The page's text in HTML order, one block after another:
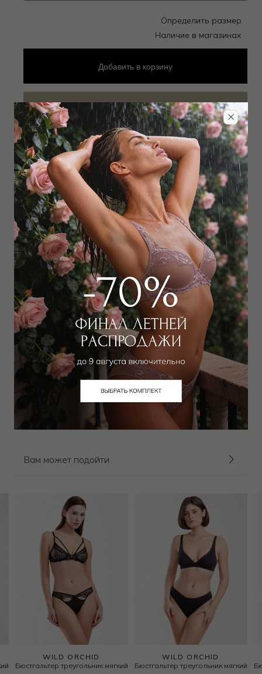
Дополнить образ
Трусы хипстер
5 850₽
Выбрать размер
Определить размер
Наличие в магазинах
Добавить в корзину
Добавить в избранное
Забронировать в магазине
Вам может подойти
WILD ORCHID
Бюстгальтер треугольник мягкий
WILD ORCHID
Бюстгальтер треугольник мягкий